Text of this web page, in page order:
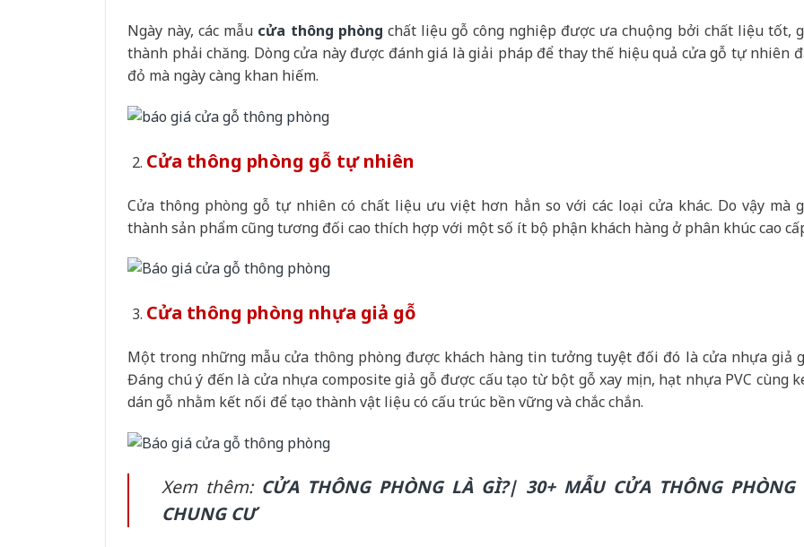
Ngày này, các mẫu cửa thông phòng chất liệu gỗ công nghiệp được ưa chuộng bởi chất liệu tốt,
thành phải chăng. Dòng cửa này được đánh giá là giải pháp để thay thế hiệu quả cửa gỗ tự nhiên
đỏ mà ngày càng khan hiếm.
Cửa thông phòng gỗ tự nhiên
Cửa thông phòng gỗ tự nhiên có chất liệu ưu việt hơn hẳn so với các loại cửa khác. Do vậy mà
thành sản phẩm cũng tương đối cao thích hợp với một số ít bộ phận khách hàng ở phân khúc cao
Cửa thông phòng nhựa giả gỗ
Một trong những mẫu cửa thông phòng được khách hàng tin tưởng tuyệt đối đó là cửa nhựa giả
Đáng chú ý đến là cửa nhựa composite giả gỗ được cấu tạo từ bột gỗ xay mịn, hạt nhựa PVC cùng
dán gỗ nhằm kết nối để tạo thành vật liệu có cấu trúc bền vững và chắc chắn.
Xem thêm: CỬA THÔNG PHÒNG LÀ GÌ?| 30+ MẪU CỬA THÔNG PHÒNG
CHUNG CƯ